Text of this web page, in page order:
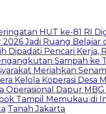
HUT ke-81 RI
2026 Jadi Ruang
Dipadati Pencari
Sampah ke
Meriahkan
Kelola Koperasi
Operasional Dapur
Tampil Memukau di
Tanah Jakarta